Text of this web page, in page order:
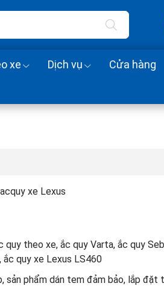
xe Dịch vụ Cửa hàng
xe Lexus
theo xe, ắc quy Varta, ắc quy
ắc quy xe Lexus LS460
sản phẩm dán tem đảm bảo, lắp đặt